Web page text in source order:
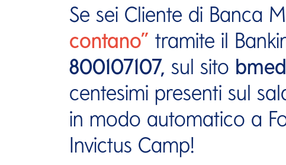
Se sei Cliente di Banca
contano” tramite il
800107107, sul sito
centesimi presenti sul
in modo automatico a
Invictus Camp!